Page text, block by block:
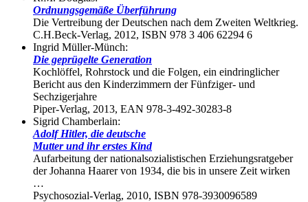
Ordnungsgemäße Überführung
Die Vertreibung der Deutschen nach dem Zweiten Weltkrieg.
C.H.Beck-Verlag, 2012, ISBN 978 3 406 62294 6
Ingrid Müller-Münch:
Die geprügelte Generation
Kochlöffel, Rohrstock und die Folgen, ein eindringlicher
Bericht aus den Kinderzimmern der Fünfziger- und
Sechzigerjahre
Piper-Verlag, 2013, EAN 978-3-492-30283-8
Sigrid Chamberlain:
Adolf Hitler, die deutsche
Mutter und ihr erstes Kind
Aufarbeitung der nationalsozialistischen Erziehungsratgeber
der Johanna Haarer von 1934, die bis in unsere Zeit wirken
…
Psychosozial-Verlag, 2010, ISBN 978-3930096589